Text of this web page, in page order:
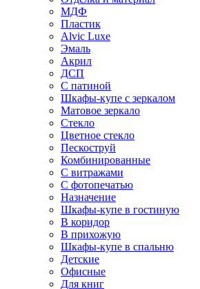
МДФ
Пластик
Alvic Luxe
Эмаль
Акрил
ДСП
С патиной
Шкафы-купе с зеркалом
Матовое зеркало
Стекло
Цветное стекло
Пескоструй
Комбинированные
С витражами
С фотопечатью
Назначение
Шкафы-купе в гостиную
В коридор
В прихожую
Шкафы-купе в спальню
Детские
Офисные
Для книг